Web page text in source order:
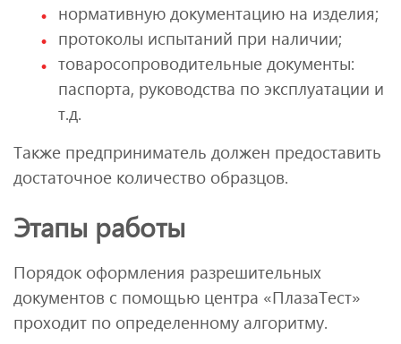
нормативную документацию на изделия;
протоколы испытаний при наличии;
товаросопроводительные документы:
паспорта, руководства по эксплуатации и
т.д.
Также предприниматель должен предоставить
достаточное количество образцов.
Этапы работы
Порядок оформления разрешительных
документов с помощью центра «ПлазаТест»
проходит по определенному алгоритму.